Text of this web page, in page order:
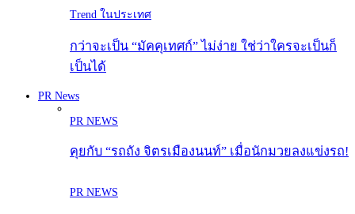
Trend ในประเทศ
กว่าจะเป็น “มัคคุเทศก์” ไม่ง่าย ใช่ว่าใครจะเป็นก็
เป็นได้
PR News
PR NEWS
คุยกับ “รถถัง จิตรเมืองนนท์” เมื่อนักมวยลงแข่งรถ!
PR NEWS